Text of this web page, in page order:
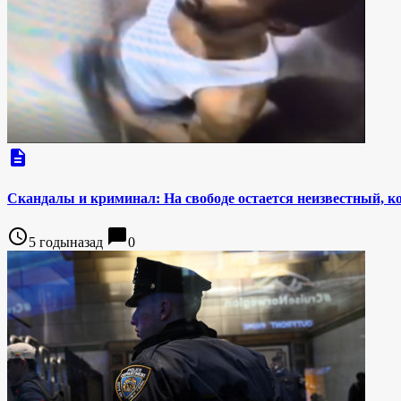
description
Скандалы и криминал: На свободе остается неизвестный,
access_time5 годыназад chat_bubble0